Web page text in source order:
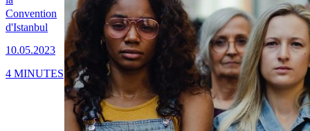
Convention
d'Istanbul
10.05.2023
4 MINUTES